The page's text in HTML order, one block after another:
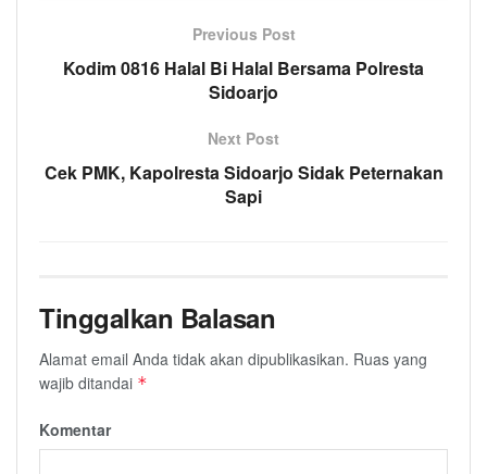
Previous Post
Kodim 0816 Halal Bi Halal Bersama Polresta
Sidoarjo
Next Post
Cek PMK, Kapolresta Sidoarjo Sidak Peternakan
Sapi
Tinggalkan Balasan
Alamat email Anda tidak akan dipublikasikan. Ruas yang
wajib ditandai *
Komentar